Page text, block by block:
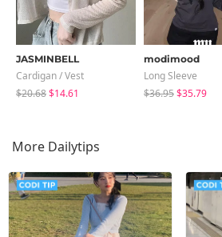
JASMINBELL
Cardigan / Vest
$20.68$14.61
modimood
Long Sleeve
$36.95$35.79
More Dailytips